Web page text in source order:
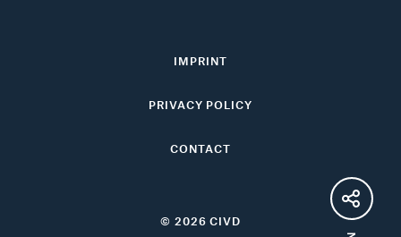
IMPRINT
PRIVACY POLICY
CONTACT
© 2026 CIVD